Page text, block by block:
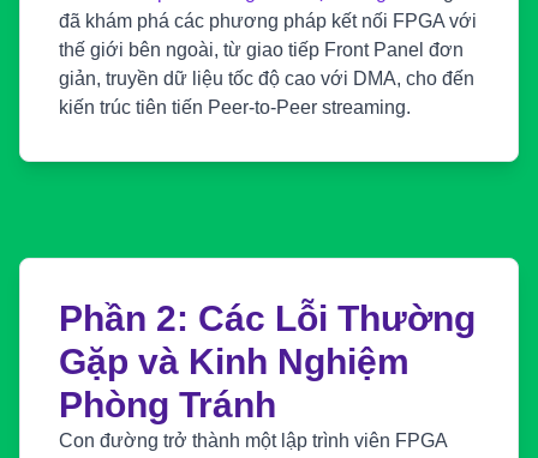
đã khám phá các phương pháp kết nối FPGA với
thế giới bên ngoài, từ giao tiếp Front Panel đơn
giản, truyền dữ liệu tốc độ cao với DMA, cho đến
kiến trúc tiên tiến Peer-to-Peer streaming.
Phần 2: Các Lỗi Thường
Gặp và Kinh Nghiệm
Phòng Tránh
Con đường trở thành một lập trình viên FPGA